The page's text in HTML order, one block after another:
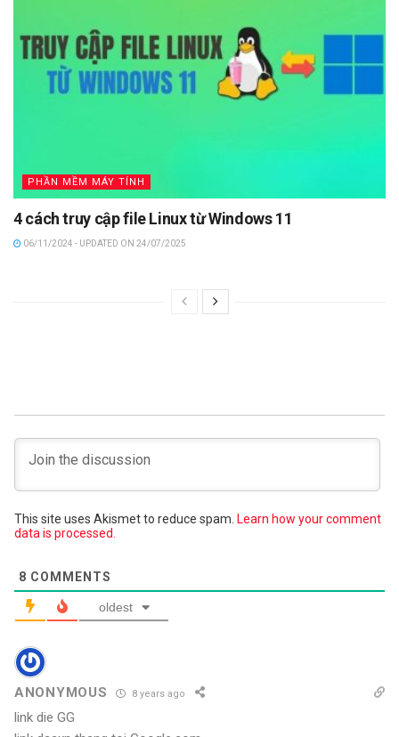
PHẦN MỀM MÁY TÍNH
4 cách truy cập file Linux từ Windows 11
06/11/2024 - UPDATED ON 24/07/2025
This site uses Akismet to reduce spam. Learn how your comment
data is processed.
8 COMMENTS
oldest
ANONYMOUS 8 years ago
link die GG